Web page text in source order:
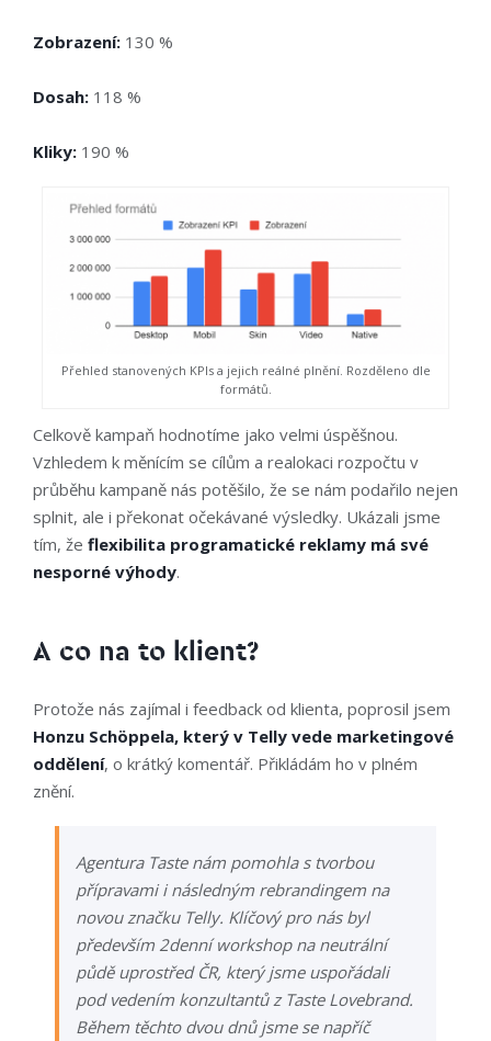
Zobrazení: 130 %
Dosah: 118 %
Kliky: 190 %
Přehled stanovených KPIs a jejich reálné plnění. Rozděleno dle
formátů.
Celkově kampaň hodnotíme jako velmi úspěšnou.
Vzhledem k měnícím se cílům a realokaci rozpočtu v
průběhu kampaně nás potěšilo, že se nám podařilo nejen
splnit, ale i překonat očekávané výsledky. Ukázali jsme
tím, že flexibilita programatické reklamy má své
nesporné výhody.
A co na to klient?
Protože nás zajímal i feedback od klienta, poprosil jsem
Honzu Schöppela, který v Telly vede marketingové
oddělení, o krátký komentář. Přikládám ho v plném
znění.
Agentura Taste nám pomohla s tvorbou
přípravami i následným rebrandingem na
novou značku Telly. Klíčový pro nás byl
především 2denní workshop na neutrální
půdě uprostřed ČR, který jsme uspořádali
pod vedením konzultantů z Taste Lovebrand.
Během těchto dvou dnů jsme se napříč